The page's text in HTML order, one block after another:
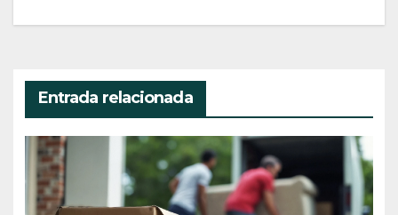
Entrada relacionada